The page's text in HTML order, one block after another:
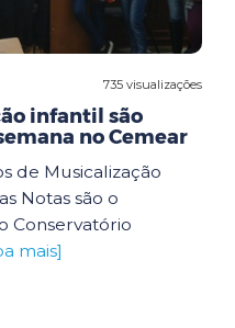
735 visualizações
infantil são
no Cemear
de Musicalização
Notas são o
Conservatório
mais]